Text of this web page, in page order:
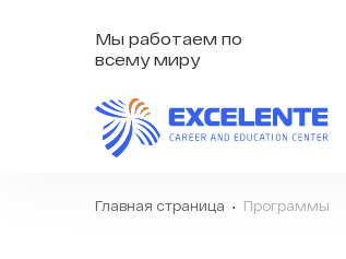
Мы работаем по
всему миру
Главная страница Программы